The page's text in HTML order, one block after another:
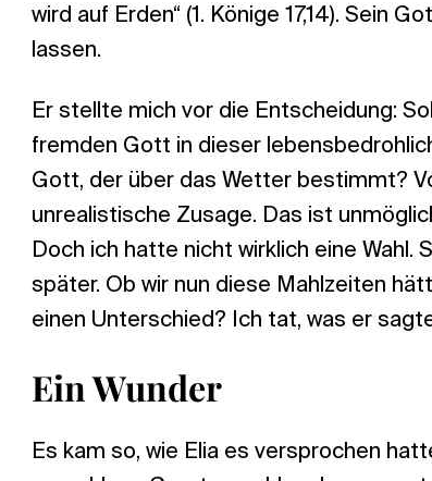
wird auf Erden“ (1. Könige 17,14). Sein
lassen.
Er stellte mich vor die Entscheidung:
fremden Gott in dieser
Gott, der über das Wetter bestimmt?
unrealistische Zusage. Das ist
Doch ich hatte nicht wirklich eine
später. Ob wir nun diese Mahlzeiten
einen Unterschied? Ich tat, was er
Ein Wunder
Es kam so, wie Elia es versprochen